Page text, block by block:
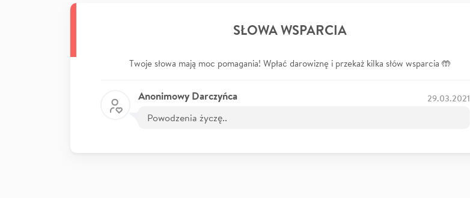
SŁOWA WSPARCIA
Twoje słowa mają moc pomagania! Wpłać darowiznę i przekaż kilka słów wsparcia 🤲
Anonimowy Darczyńca 29.03.2021
Powodzenia życzę..